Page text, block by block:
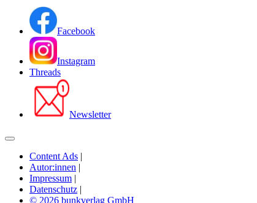
Facebook
Instagram
Threads
Newsletter
Content Ads |
Autor:innen |
Impressum |
Datenschutz |
© 2026 bunkverlag GmbH